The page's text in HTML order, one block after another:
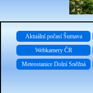
Aktuální počasí Šumava
Webkamery ČR
Meteostanice Dolní Sněžná